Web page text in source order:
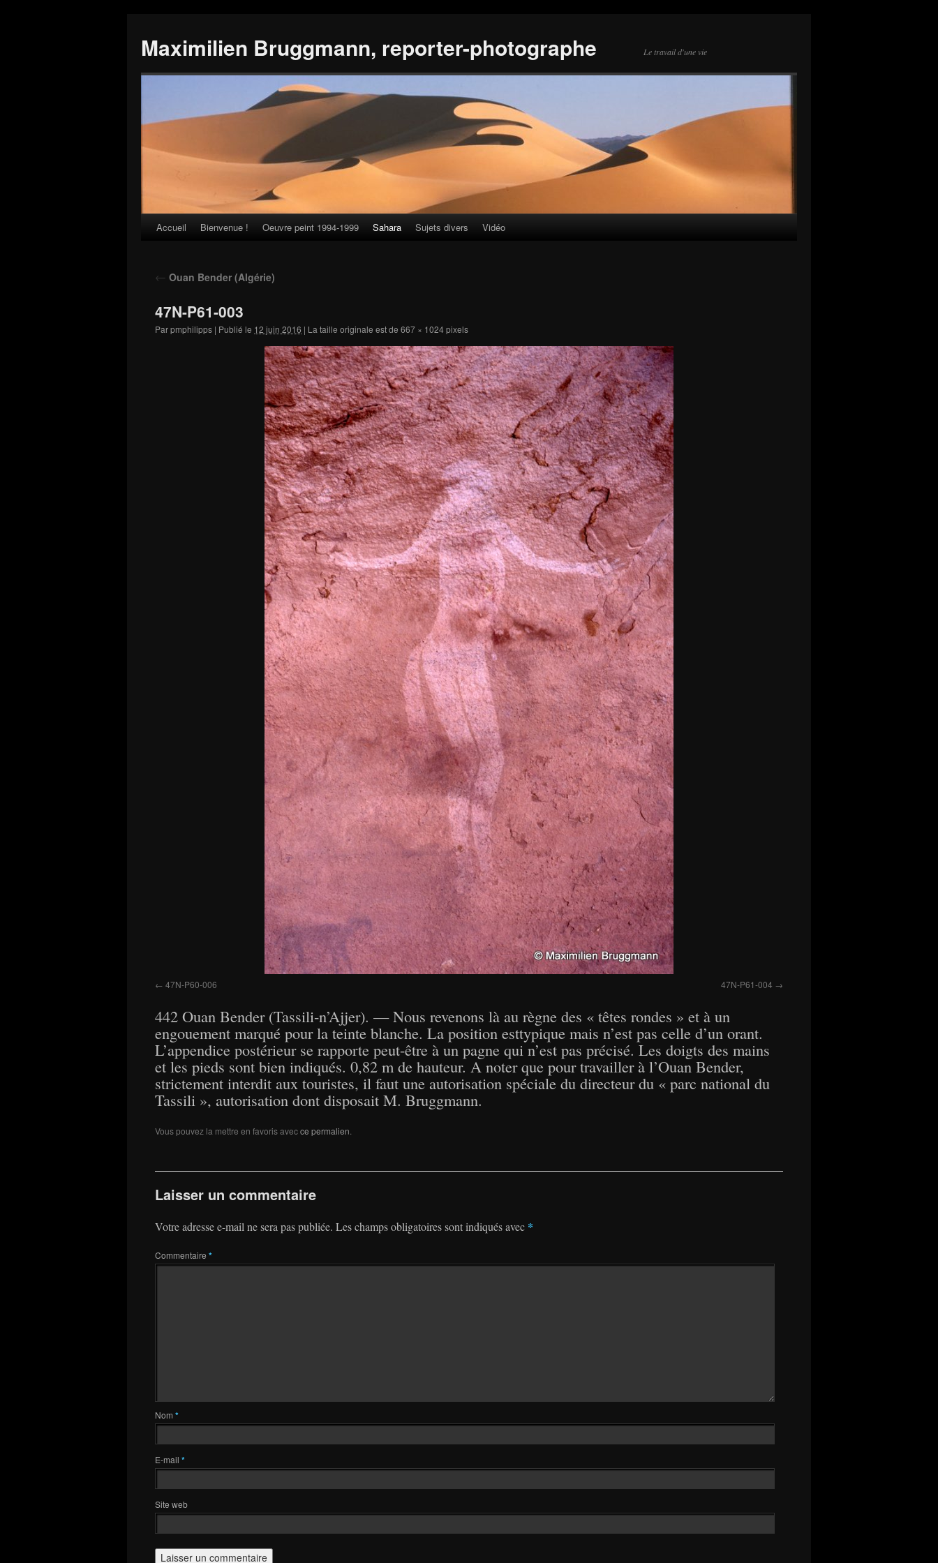
Maximilien Bruggmann, reporter-photographe Le travail d'une vie
Skip
content
Accueil Bienvenue ! Oeuvre peint 1994-1999 Sahara Sujets divers Vidéo
← Ouan Bender (Algérie)
47N-P61-003
Parpmphilipps | Publié le 12 juin 2016 | La taille originale est de 667 × 1024pixels
47N-P60-006 47N-P61-004
442 Ouan Bender (Tassili-n’Ajjer). — Nous revenons là au règne des « têtes rondes » et à un
engouement marqué pour la teinte blanche. La position esttypique mais n’est pas celle d’un orant.
L’appendice postérieur se rapporte peut-être à un pagne qui n’est pas précisé. Les doigts des mains
et les pieds sont bien indiqués. 0,82 m de hauteur. A noter que pour travailler à l’Ouan Bender,
strictement interdit aux touristes, il faut une autorisation spéciale du directeur du « parc national du
Tassili », autorisation dont disposait M. Bruggmann.
Vous pouvez la mettre en favoris avecce permalien
Laisser un commentaire
Votre adresse e-mail ne sera pas publiée. Les champs obligatoires sont indiqués avec *
Commentaire *
Nom *
E-mail *
Site web